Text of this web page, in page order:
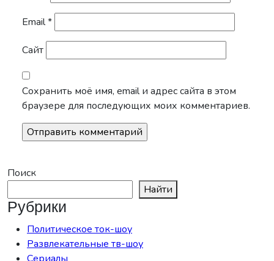
Email*
Сайт
Сохранить моё имя, email и адрес сайта в этом
браузере для последующих моих комментариев.
Поиск
Найти
Рубрики
Политическое ток-шоу
Развлекательные тв-шоу